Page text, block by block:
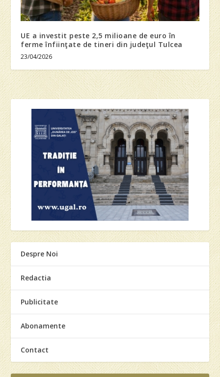
UE a investit peste 2,5 milioane de euro în
ferme înfiinţate de tineri din judeţul Tulcea
23/04/2026
Despre Noi
Redactia
Publicitate
Abonamente
Contact